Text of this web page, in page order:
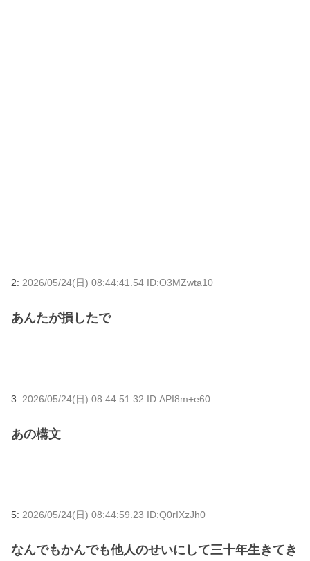
2: 2026/05/24(日) 08:44:41.54 ID:O3MZwta10
あんたが損したで
3: 2026/05/24(日) 08:44:51.32 ID:API8m+e60
あの構文
5: 2026/05/24(日) 08:44:59.23 ID:Q0rIXzJh0
なんでもかんでも他人のせいにして三十年生きてき